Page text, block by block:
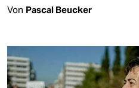
Von Pascal Beucker